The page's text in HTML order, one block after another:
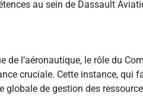
au sein de Dassault
de l’aéronautique, le rôle du
cruciale. Cette instance, qui
globale de gestion des